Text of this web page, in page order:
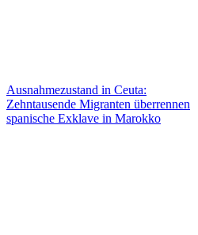
Ausnahmezustand in Ceuta:
Zehntausende Migranten überrennen
spanische Exklave in Marokko